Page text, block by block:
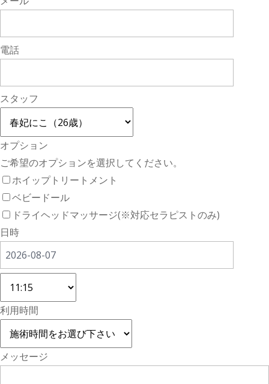
電話
スタッフ
オプション
ご希望のオプションを選択してください。
ホイップトリートメント
ベビードール
ドライヘッドマッサージ(※対応セラピストのみ)
日時
利用時間
メッセージ